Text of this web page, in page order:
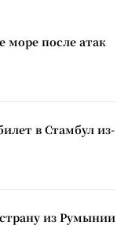
море после атак
в Стамбул из-
из Румынии